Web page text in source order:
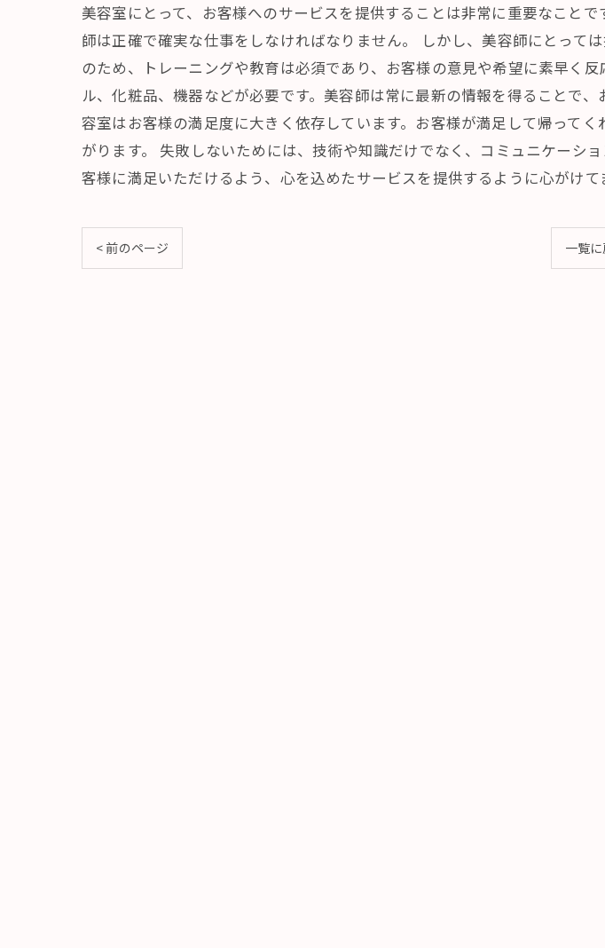
美容室にとって、お客様へのサービスを提供することは非常に重要なこと
師は正確で確実な仕事をしなければなりません。 しかし、美容師にとって
のため、トレーニングや教育は必須であり、お客様の意見や希望に素早く
ル、化粧品、機器などが必要です。美容師は常に最新の情報を得ることで
容室はお客様の満足度に大きく依存しています。お客様が満足して帰って
がります。 失敗しないためには、技術や知識だけでなく、コミュニケーシ
客様に満足いただけるよう、心を込めたサービスを提供するように心がけて
< 前のページ 一覧に